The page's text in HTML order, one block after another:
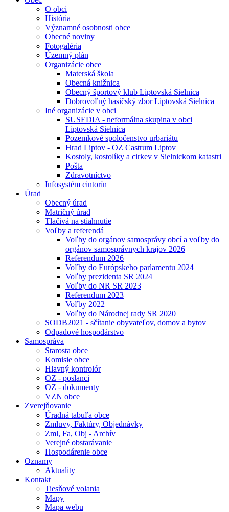
O obci
História
Významné osobnosti obce
Obecné noviny
Fotogaléria
Územný plán
Organizácie obce
Materská škola
Obecná knižnica
Obecný športový klub Liptovská Sielnica
Dobrovoľný hasičský zbor Liptovská Sielnica
Iné organizácie v obci
SUSEDIA - neformálna skupina v obci
Liptovská Sielnica
Pozemkové spoločenstvo urbariátu
Hrad Liptov - OZ Castrum Liptov
Kostoly, kostolíky a cirkev v Sielnickom katastri
Pošta
Zdravotníctvo
Infosystém cintorín
Úrad
Obecný úrad
Matričný úrad
Tlačivá na stiahnutie
Voľby a referendá
Voľby do orgánov samosprávy obcí a voľby do
orgánov samosprávnych krajov 2026
Referendum 2026
Voľby do Európskeho parlamentu 2024
Voľby prezidenta SR 2024
Voľby do NR SR 2023
Referendum 2023
Voľby 2022
Voľby do Národnej rady SR 2020
SODB2021 - sčítanie obyvateľov, domov a bytov
Odpadové hospodárstvo
Samospráva
Starosta obce
Komisie obce
Hlavný kontrolór
OZ - poslanci
OZ - dokumenty
VZN obce
Zverejňovanie
Úradná tabuľa obce
Zmluvy, Faktúry, Objednávky
Zml, Fa, Obj - Archív
Verejné obstarávanie
Hospodárenie obce
Oznamy
Aktuality
Kontakt
Tiesňové volania
Mapy
Mapa webu